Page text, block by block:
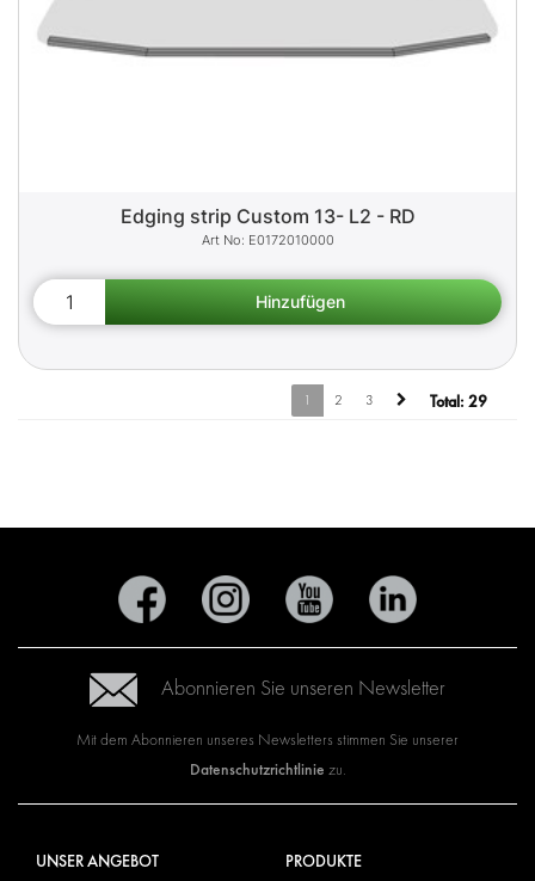
Edging strip Custom 13- L2 - RD
E0172010000
1 2 3 Total: 29
Abonnieren Sie unseren Newsletter
Mit dem Abonnieren unseres Newsletters stimmen Sie unserer
Datenschutzrichtlinie zu.
UNSER ANGEBOT PRODUKTE